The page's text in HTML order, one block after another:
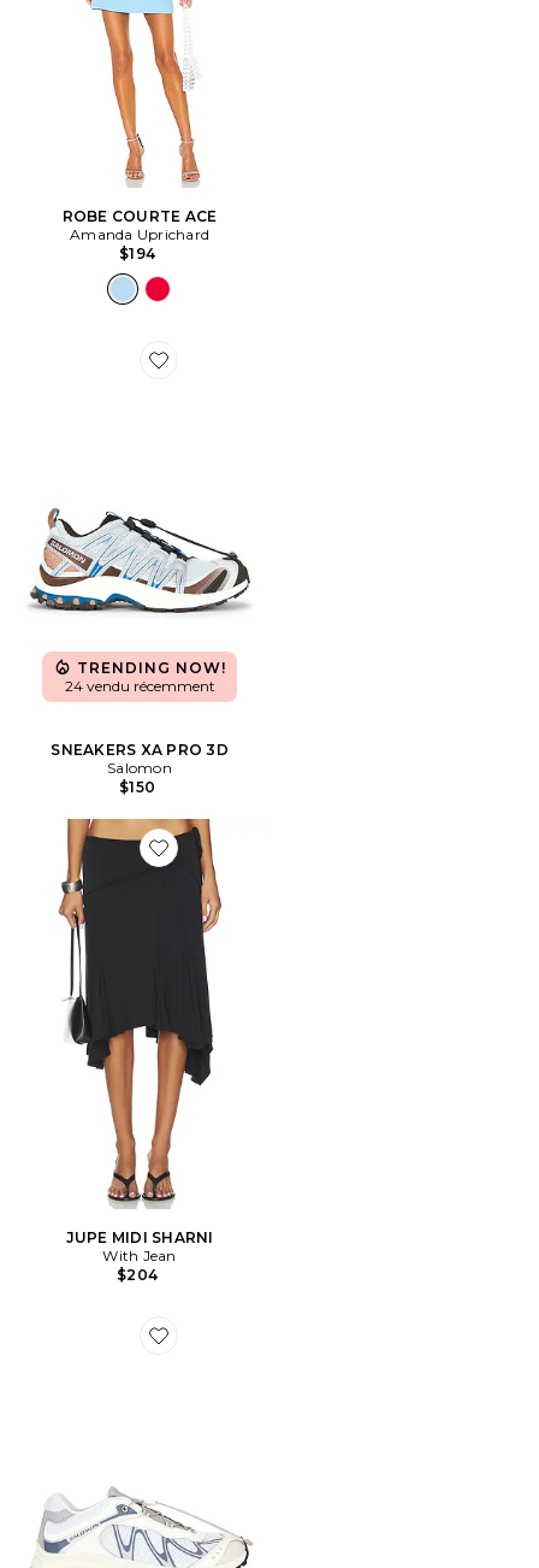
ROBE COURTE ACE
Amanda Uprichard
$194
Favorite SNEAKERS XA PRO 3D
TRENDING NOW!
24 vendu récemment
SNEAKERS XA PRO 3D
Salomon
$150
Favorite JUPE MIDI SHARNI
JUPE MIDI SHARNI
With Jean
$204
Favorite SNEAKERS XT-WHISPER